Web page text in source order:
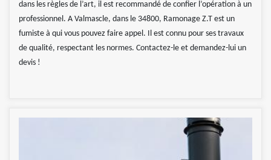
dans les règles de l’art, il est recommandé de confier l’opération à un
professionnel. A Valmascle, dans le 34800, Ramonage Z.T est un
fumiste à qui vous pouvez faire appel. Il est connu pour ses travaux
de qualité, respectant les normes. Contactez-le et demandez-lui un
devis !